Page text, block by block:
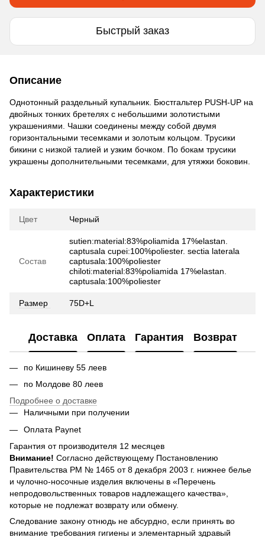
Быстрый заказ
Описание
Однотонный раздельный купальник. Бюстгальтер PUSH-UP на
двойных тонких бретелях с небольшими золотистыми
украшениями. Чашки соединены между собой двумя
горизонтальными тесемками и золотым кольцом. Трусики
бикини с низкой талией и узким бочком. По бокам трусики
украшены дополнительными тесемками, для утяжки боковин.
Характеристики
Цвет Черный
Состав
sutien:material:83%poliamida 17%elastan.
captusala cupei:100%poliester. sectia laterala
captusala:100%poliester
chiloti:material:83%poliamida 17%elastan.
captusala:100%poliester
Размер 75D+L
Доставка Оплата Гарантия Возврат
по Кишиневу 55 леев
по Молдове 80 леев
Подробнее о доставке
Наличными при получении
Оплата Paynet
Гарантия от производителя 12 месяцев
Внимание! Согласно действующему Постановлению
Правительства РМ № 1465 от 8 декабря 2003 г. нижнее белье
и чулочно-носочные изделия включены в «Перечень
непродовольственных товаров надлежащего качества»,
которые не подлежат возврату или обмену.
Следование закону отнюдь не абсурдно, если принять во
внимание требования гигиены и элементарный здравый